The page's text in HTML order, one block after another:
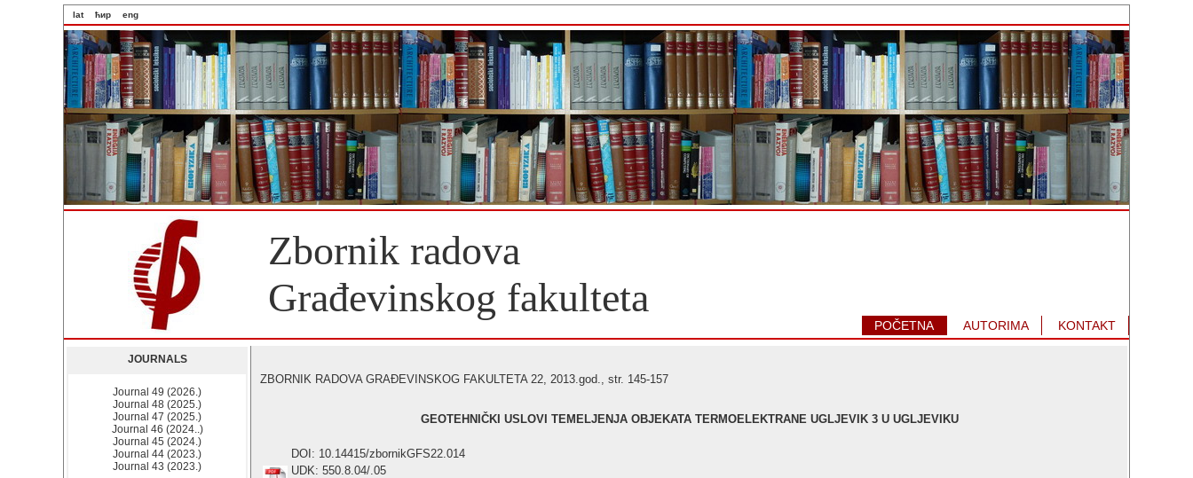
lat ћир eng
Zbornik radova
Građevinskog fakulteta
POČETNA AUTORIMA KONTAKT
JOURNALS
Journal 49 (2026.)
Journal 48 (2025.)
Journal 47 (2025.)
Journal 46 (2024..)
Journal 45 (2024.)
Journal 44 (2023.)
Journal 43 (2023.)
ZBORNIK RADOVA GRAĐEVINSKOG FAKULTETA 22, 2013.god., str. 145-157
GEOTEHNIČKI USLOVI TEMELJENJA OBJEKATA TERMOELEKTRANE UGLJEVIK 3 U UGLJEVIKU
DOI: 10.14415/zbornikGFS22.014
UDK: 550.8.04/.05